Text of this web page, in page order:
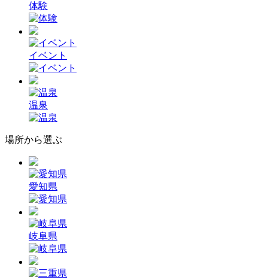
体験
イベント
温泉
場所から選ぶ
愛知県
岐阜県